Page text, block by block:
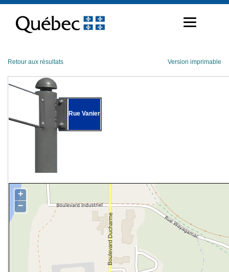
contenu
Retour aux résultats Version imprimable
Rue Vanier
+
−